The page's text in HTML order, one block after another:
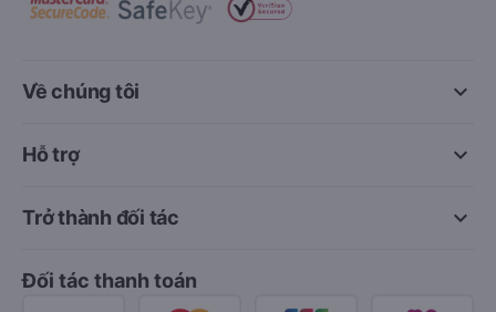
keyboard_arrow_down
Về chúng tôi
keyboard_arrow_down
Hỗ trợ
keyboard_arrow_down
Trở thành đối tác
Đối tác thanh toán